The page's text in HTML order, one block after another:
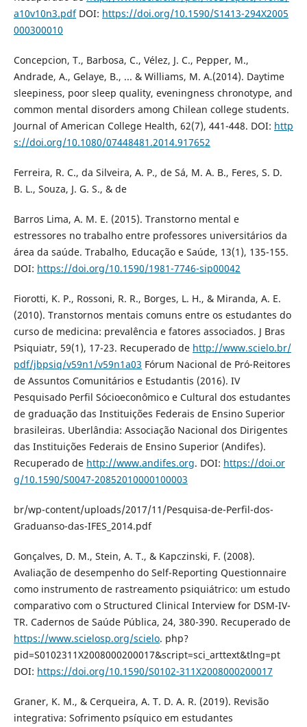
a10v10n3.pdfDOI: https://doi.org/10.1590/S1413-294X2005
000300010
Concepcion, T., Barbosa, C., Vélez, J. C., Pepper, M.,
Andrade, A., Gelaye, B., ... & Williams, M. A.(2014). Daytime
sleepiness, poor sleep quality, eveningness chronotype, and
common mental disorders among Chilean college students.
Journal of American College Health, 62(7), 441-448. DOI: http
s://doi.org/10.1080/07448481.2014.917652
Ferreira, R. C., da Silveira, A. P., de Sá, M. A. B., Feres, S. D.
B. L., Souza, J. G. S., & de
Barros Lima, A. M. E. (2015). Transtorno mental e
estressores no trabalho entre professores universitários da
área da saúde. Trabalho, Educação e Saúde, 13(1), 135-155.
DOI: https://doi.org/10.1590/1981-7746-sip00042
Fiorotti, K. P., Rossoni, R. R., Borges, L. H., & Miranda, A. E.
(2010). Transtornos mentais comuns entre os estudantes do
curso de medicina: prevalência e fatores associados. J Bras
Psiquiatr, 59(1), 17-23. Recuperado de http://www.scielo.br/
pdf/jbpsiq/v59n1/v59n1a03 Fórum Nacional de Pró-Reitores
de Assuntos Comunitários e Estudantis (2016). IV
Pesquisado Perfil Sócioeconômico e Cultural dos estudantes
de graduação das Instituições Federais de Ensino Superior
brasileiras. Uberlândia: Associação Nacional dos Dirigentes
das Instituições Federais de Ensino Superior (Andifes).
Recuperado de http://www.andifes.org. DOI: https://doi.or
g/10.1590/S0047-20852010000100003
br/wp-content/uploads/2017/11/Pesquisa-de-Perfil-dos-
Graduanso-das-IFES_2014.pdf
Gonçalves, D. M., Stein, A. T., & Kapczinski, F. (2008).
Avaliação de desempenho do Self-Reporting Questionnaire
como instrumento de rastreamento psiquiátrico: um estudo
comparativo com o Structured Clinical Interview for DSM-IV-
TR. Cadernos de Saúde Pública, 24, 380-390. Recuperado de
https://www.scielosp.org/scielo. php?
pid=S0102311X2008000200017&script=sci_arttext&tlng=pt
DOI: https://doi.org/10.1590/S0102-311X2008000200017
Graner, K. M., & Cerqueira, A. T. D. A. R. (2019). Revisão
integrativa: Sofrimento psíquico em estudantes